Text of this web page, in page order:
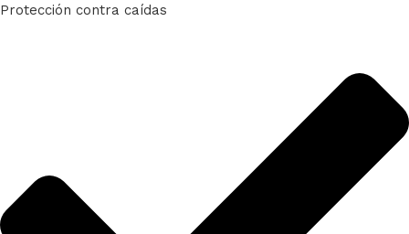
Protección contra caídas